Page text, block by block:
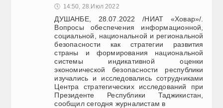
🕔 14:50, 28.Июл 2022
ДУШАНБЕ, 28.07.2022 /НИАТ «Ховар»/.
Вопросы обеспечения информационной,
социальной, национальной и региональной
безопасности как стратегии развития
страны и формирования национальной
системы индикативной оценки
экономической безопасности республики
изучались и исследовались сотрудниками
Центра стратегических исследований при
Президенте Республики Таджикистан,
сообщил сегодня журналистам в